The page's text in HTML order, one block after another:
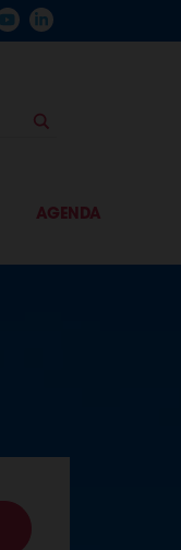
AGENDA